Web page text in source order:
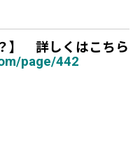
】 詳しくはこちら
page/442